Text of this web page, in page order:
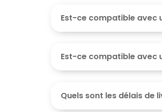
Est-ce compatible avec
Est-ce compatible avec
Quels sont les délais de